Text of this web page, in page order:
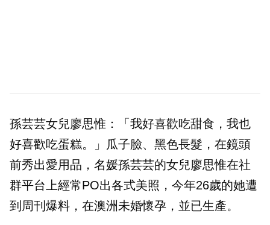
孫芸芸女兒廖思惟：「我好喜歡吃甜食，我也
好喜歡吃蛋糕。」瓜子臉、黑色長髮，在鏡頭
前秀出愛用品，名媛孫芸芸的女兒廖思惟在社
群平台上經常PO出各式美照，今年26歲的她遭
到周刊爆料，在澳洲未婚懷孕，並已生產。